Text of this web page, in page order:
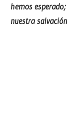
hemos
nuestra